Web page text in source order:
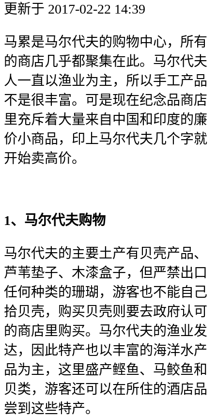
更新于 2017-02-22 14:39
马累是马尔代夫的购物中心，所有
的商店几乎都聚集在此。马尔代夫
人一直以渔业为主，所以手工产品
不是很丰富。可是现在纪念品商店
里充斥着大量来自中国和印度的廉
价小商品，印上马尔代夫几个字就
开始卖高价。
1、马尔代夫购物
马尔代夫的主要土产有贝壳产品、
芦苇垫子、木漆盒子，但严禁出口
任何种类的珊瑚，游客也不能自己
拾贝壳，购买贝壳则要去政府认可
的商店里购买。马尔代夫的渔业发
达，因此特产也以丰富的海洋水产
品为主，这里盛产鲣鱼、马鲛鱼和
贝类，游客还可以在所住的酒店品
尝到这些特产。